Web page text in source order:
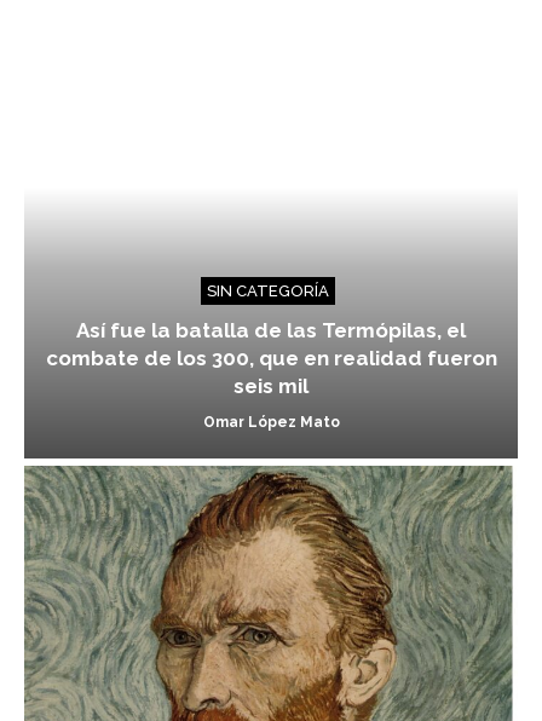
SIN CATEGORÍA
Así fue la batalla de las Termópilas, el
combate de los 300, que en realidad fueron
seis mil
Omar López Mato